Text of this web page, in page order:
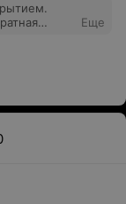
кстати,
Еще